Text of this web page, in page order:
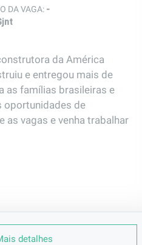
DA VAGA: -
da América
e entregou mais de
as famílias brasileiras e
oportunidades de
as vagas e venha trabalhar
detalhes